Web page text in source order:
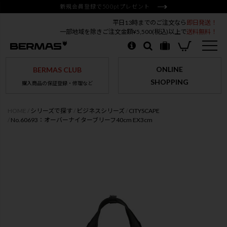
新規会員登録で500ptプレゼント
平日13時までのご注文なら 即日発送！
一部地域を除きご注文金額¥5,500(税込)以上で送料無料！
BERMAS CLUB
購入商品の保証登録・修理など
ONLINE
SHOPPING
シリーズで探す ビジネスシリーズ
CITYSCAPE
No.60693：オーバーナイターブリーフ40cm EX3cm